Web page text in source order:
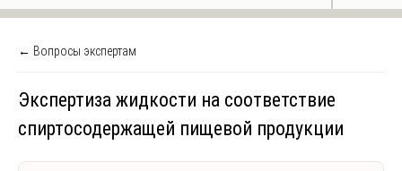
← Вопросы экспертам
Экспертиза жидкости на соответствие
спиртосодержащей пищевой продукции